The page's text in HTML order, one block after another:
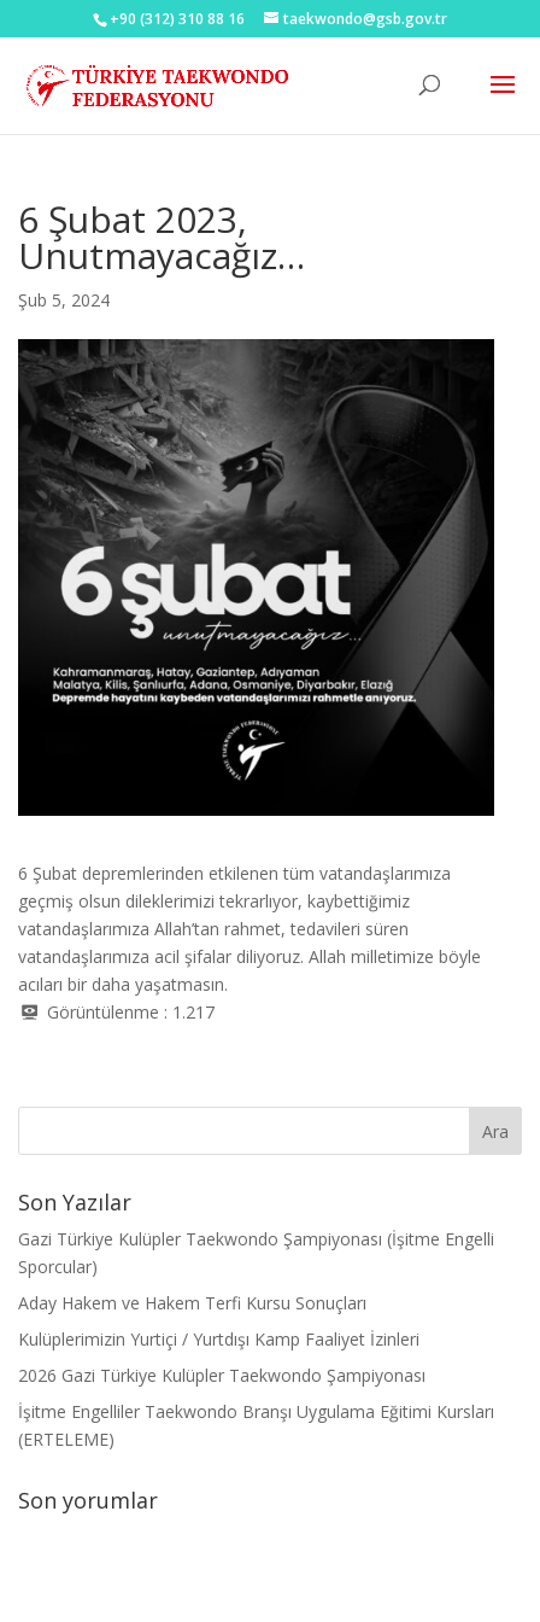
+90 (312) 310 88 16 taekwondo@gsb.gov.tr
6 Şubat 2023,
Unutmayacağız…
Şub 5, 2024
6 Şubat depremlerinden etkilenen tüm vatandaşlarımıza
geçmiş olsun dileklerimizi tekrarlıyor, kaybettiğimiz
vatandaşlarımıza Allah’tan rahmet, tedavileri süren
vatandaşlarımıza acil şifalar diliyoruz. Allah milletimize böyle
acıları bir daha yaşatmasın.
Görüntülenme : 1.217
Son Yazılar
Gazi Türkiye Kulüpler Taekwondo Şampiyonası (İşitme Engelli
Sporcular)
Aday Hakem ve Hakem Terfi Kursu Sonuçları
Kulüplerimizin Yurtiçi / Yurtdışı Kamp Faaliyet İzinleri
2026 Gazi Türkiye Kulüpler Taekwondo Şampiyonası
İşitme Engelliler Taekwondo Branşı Uygulama Eğitimi Kursları
(ERTELEME)
Son yorumlar